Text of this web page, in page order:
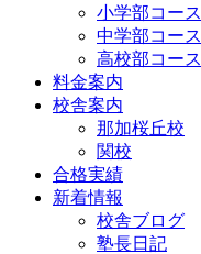
小学部コース
中学部コース
高校部コース
料金案内
校舎案内
那加桜丘校
関校
合格実績
新着情報
校舎ブログ
塾長日記